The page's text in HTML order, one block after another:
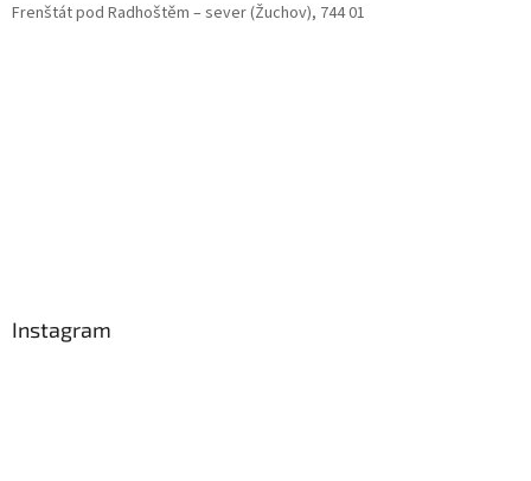
Frenštát pod Radhoštěm – sever (Žuchov), 744 01
Instagram